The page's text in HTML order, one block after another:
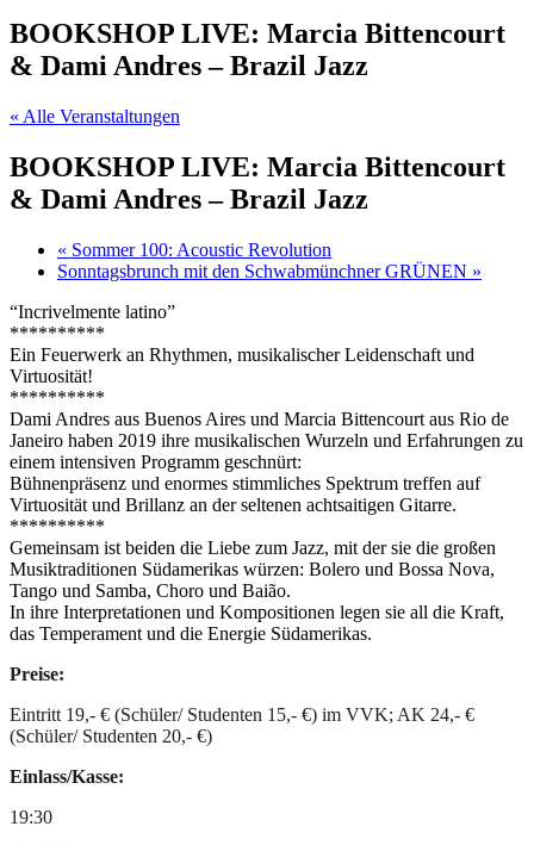
BOOKSHOP LIVE: Marcia Bittencourt
& Dami Andres – Brazil Jazz
« Alle Veranstaltungen
BOOKSHOP LIVE: Marcia Bittencourt
& Dami Andres – Brazil Jazz
« Sommer 100: Acoustic Revolution
Sonntagsbrunch mit den Schwabmünchner GRÜNEN »
“Incrivelmente latino”
**********
Ein Feuerwerk an Rhythmen, musikalischer Leidenschaft und
Virtuosität!
**********
Dami Andres aus Buenos Aires und Marcia Bittencourt aus Rio de
Janeiro haben 2019 ihre musikalischen Wurzeln und Erfahrungen zu
einem intensiven Programm geschnürt:
Bühnenpräsenz und enormes stimmliches Spektrum treffen auf
Virtuosität und Brillanz an der seltenen achtsaitigen Gitarre.
**********
Gemeinsam ist beiden die Liebe zum Jazz, mit der sie die großen
Musiktraditionen Südamerikas würzen: Bolero und Bossa Nova,
Tango und Samba, Choro und Baião.
In ihre Interpretationen und Kompositionen legen sie all die Kraft,
das Temperament und die Energie Südamerikas.
Preise:
Eintritt 19,- € (Schüler/ Studenten 15,- €) im VVK; AK 24,- €
(Schüler/ Studenten 20,- €)
Einlass/Kasse:
19:30